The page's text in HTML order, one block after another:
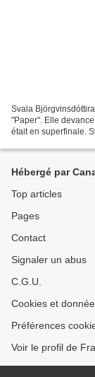
Svala
"Paper". Elle
était en superfinale.
Hébergé par
Top articles
Pages
Contact
Signaler un abus
C.G.U.
Cookies et
Préférences
Voir le profil de